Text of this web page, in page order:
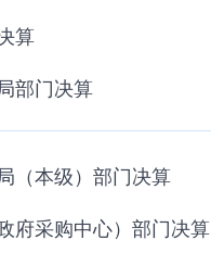
算
部门决算
（本级）部门决算
府采购中心）部门决算